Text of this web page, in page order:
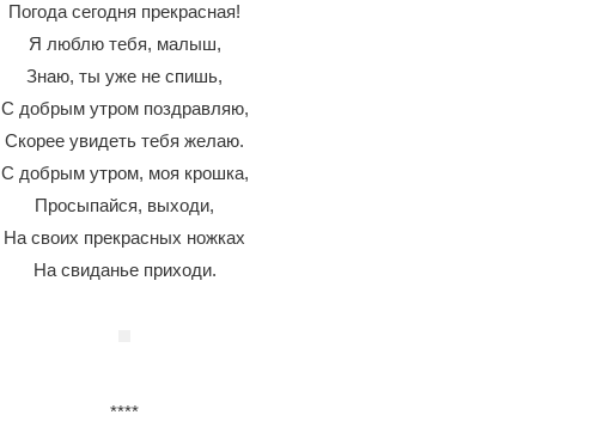
Погода сегодня прекрасная!
Я люблю тебя, малыш,
Знаю, ты уже не спишь,
С добрым утром поздравляю,
Скорее увидеть тебя желаю.
С добрым утром, моя крошка,
Просыпайся, выходи,
На своих прекрасных ножках
На свиданье приходи.
****